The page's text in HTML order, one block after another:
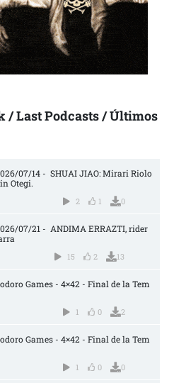
/ Last Podcasts / Últimos
07/14 -  SHUAI JIAO: Mirari Riolo
Otegi.
2 1 0
07/21 -  ANDIMA ERRAZTI, rider
15 2 13
Games - 4×42 - Final de la Tem
1 0 2
Games - 4×42 - Final de la Tem
1 0 0